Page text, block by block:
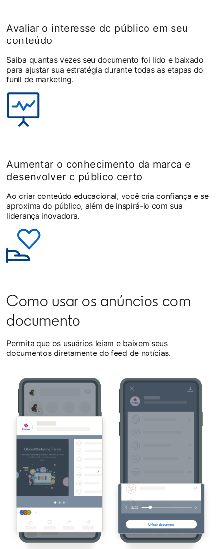
Avaliar o interesse do público em seu
conteúdo
Saiba quantas vezes seu documento foi lido e baixado
para ajustar sua estratégia durante todas as etapas do
funil de marketing.
Aumentar o conhecimento da marca e
desenvolver o público certo
Ao criar conteúdo educacional, você cria confiança e se
aproxima do público, além de inspirá-lo com sua
liderança inovadora.
Como usar os anúncios com
documento
Permita que os usuários leiam e baixem seus
documentos diretamente do feed de notícias.